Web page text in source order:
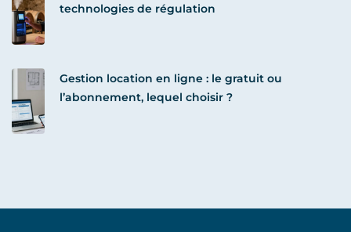
technologies de régulation
Gestion location en ligne : le gratuit ou
l’abonnement, lequel choisir ?